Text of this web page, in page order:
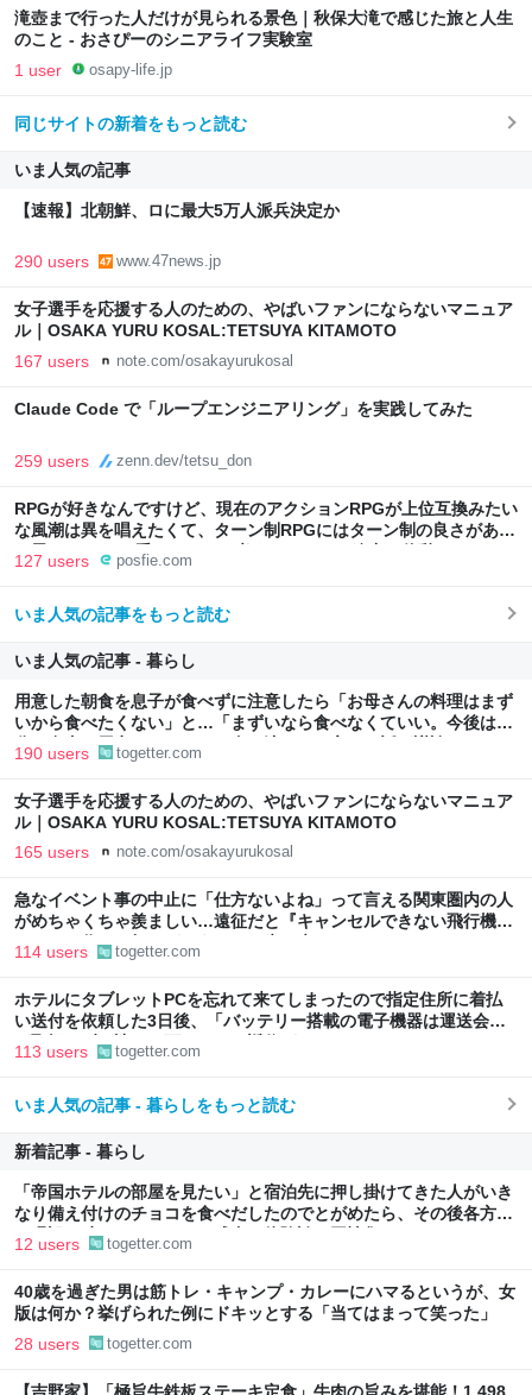
滝壺まで行った人だけが見られる景色｜秋保大滝で感じた旅と人生
のこと - おさぴーのシニアライフ実験室
1 user osapy-life.jp
同じサイトの新着をもっと読む
いま人気の記事
【速報】北朝鮮、ロに最大5万人派兵決定か
290 users www.47news.jp
女子選手を応援する人のための、やばいファンにならないマニュア
ル｜OSAKA YURU KOSAL:TETSUYA KITAMOTO
167 users note.com/osakayurukosal
Claude Code で「ループエンジニアリング」を実践してみた
259 users zenn.dev/tetsu_don
RPGが好きなんですけど、現在のアクションRPGが上位互換みたい
な風潮は異を唱えたくて、ターン制RPGにはターン制の良さがある
と思ってます 一手をじっくり考えられたり、途中で休憩したりでき
るのがターン制の良さじゃないですか もっとターン制を煮詰めて欲
(´・ω・｀)」
127 users posfie.com
いま人気の記事をもっと読む
いま人気の記事 - 暮らし
用意した朝食を息子が食べずに注意したら「お母さんの料理はまず
いから食べたくない」と…「まずいなら食べなくていい。今後は自
分で食事を用意しなさい。お金は渡す」と言った話が議論に
190 users togetter.com
女子選手を応援する人のための、やばいファンにならないマニュア
ル｜OSAKA YURU KOSAL:TETSUYA KITAMOTO
165 users note.com/osakayurukosal
急なイベント事の中止に「仕方ないよね」って言える関東圏内の人
がめちゃくちゃ羨ましい…遠征だと『キャンセルできない飛行機代
とホテル代』の怒りがどうしても先に来る
114 users togetter.com
ホテルにタブレットPCを忘れて来てしまったので指定住所に着払
い送付を依頼した3日後、「バッテリー搭載の電子機器は運送会社
が取扱わず、諦めて下さい」と返信がきた
113 users togetter.com
いま人気の記事 - 暮らしをもっと読む
新着記事 - 暮らし
「帝国ホテルの部屋を見たい」と宿泊先に押し掛けてきた人がいき
なり備え付けのチョコを食べだしたのでとがめたら、その後各方面
に呪詛を吐かれまくった→残念な体験談に同情集まる
12 users togetter.com
40歳を過ぎた男は筋トレ・キャンプ・カレーにハマるというが、女
版は何か？挙げられた例にドキッとする「当てはまって笑った」
28 users togetter.com